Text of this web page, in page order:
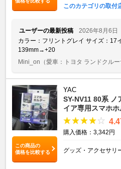
このカテゴリの取付
ユーザーの最新投稿
2026年8月6日
カラー：フリントグレイ サイズ：17
139mm→+20
Mini_on （愛車：トヨタ ランドクルー
この商品の
価格を比較する
YAC
SY-NV11 80系 ノ
イア専用スマホ
購入価格：3,342円
グッズ・アクセサリ